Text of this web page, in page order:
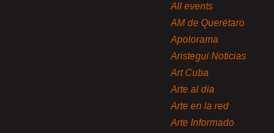
All events
AM de Querétaro
Apolorama
Aristegui Noticias
Art Cuba
Arte al día
Arte en la red
Arte Informado